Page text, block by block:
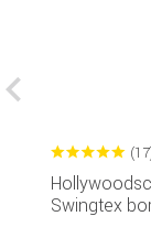
Swingtex